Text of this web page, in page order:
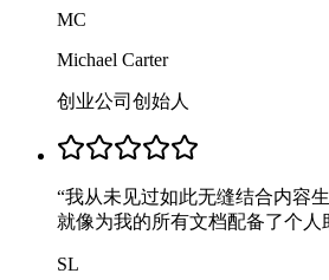
MC
Michael Carter
创业公司创始人
“我从未见过如此无缝结合内容
就像为我的所有文档配备了个人
SL